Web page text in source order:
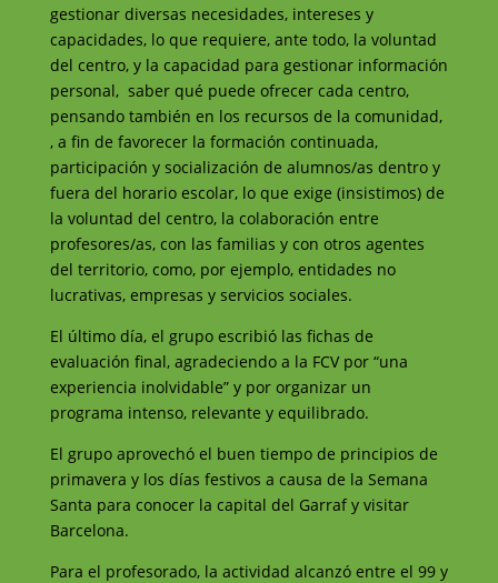
gestionar diversas necesidades, intereses y
capacidades, lo que requiere, ante todo, la voluntad
del centro, y la capacidad para gestionar información
personal, saber qué puede ofrecer cada centro,
pensando también en los recursos de la comunidad,
, a fin de favorecer la formación continuada,
participación y socialización de alumnos/as dentro y
fuera del horario escolar, lo que exige (insistimos) de
la voluntad del centro, la colaboración entre
profesores/as, con las familias y con otros agentes
del territorio, como, por ejemplo, entidades no
lucrativas, empresas y servicios sociales.
El último día, el grupo escribió las fichas de
evaluación final, agradeciendo a la FCV por “una
experiencia inolvidable” y por organizar un
programa intenso, relevante y equilibrado.
El grupo aprovechó el buen tiempo de principios de
primavera y los días festivos a causa de la Semana
Santa para conocer la capital del Garraf y visitar
Barcelona.
Para el profesorado, la actividad alcanzó entre el 99 y